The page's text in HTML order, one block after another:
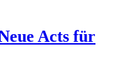
Acts für